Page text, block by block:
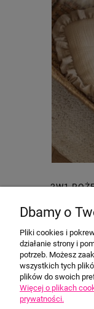
2W1
Dbamy o
Pliki cookies i
działanie strony i
potrzeb. Możesz
wszystkich tych
plików do swoich
Więcej o plikach
prywatności.